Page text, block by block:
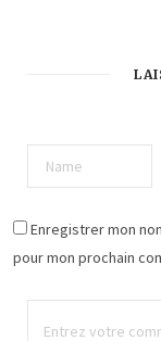
Enregistrer mon
pour mon prochain